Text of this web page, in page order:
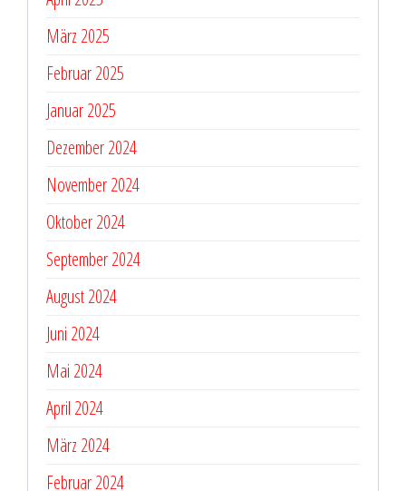
März 2025
Februar 2025
Januar 2025
Dezember 2024
November 2024
Oktober 2024
September 2024
August 2024
Juni 2024
Mai 2024
April 2024
März 2024
Februar 2024